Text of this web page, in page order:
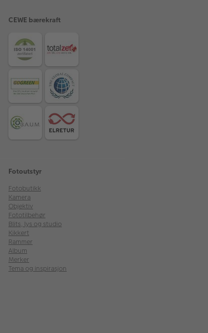
CEWE bærekraft
Fotoutstyr
Fotobutikk
Kamera
Objektiv
Fototilbehør
Blits, lys og studio
Kikkert
Rammer
Album
Merker
Tema og inspirasjon